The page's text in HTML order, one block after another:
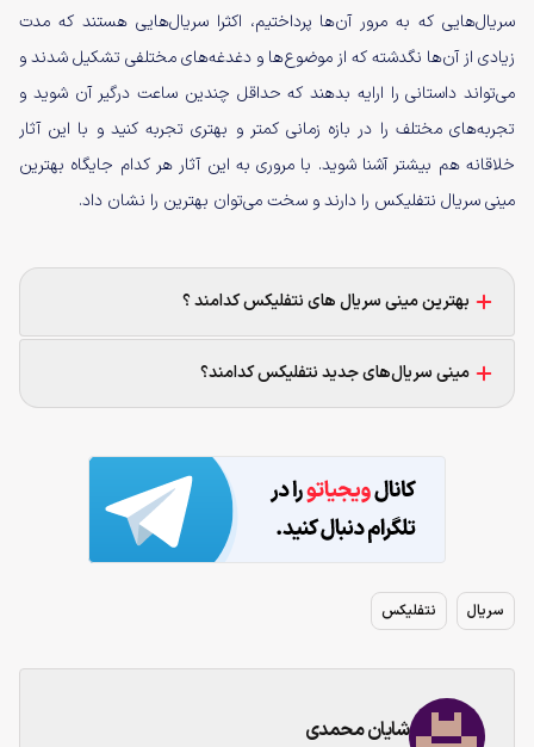
سریال‌هایی که به مرور آن‌ها پرداختیم، اکثرا سریال‌هایی هستند که مدت
زیادی از آن‌ها نگدشته که از موضوع‌ها و دغدغه‌های مختلفی تشکیل شدند و
می‌تواند داستانی را ارایه بدهند که حداقل چندین ساعت درگیر آن شوید و
تجربه‌های مختلف را در بازه زمانی کمتر و بهتری تجربه کنید و با این آثار
خلاقانه هم بیشتر آشنا شوید. با مروری به این آثار هر کدام جایگاه بهترین
مینی سریال نتفلیکس را دارند و سخت می‌توان بهترین را نشان داد.
بهترین مینی سریال های نتفلیکس کدامند ؟
مینی سریال‌های جدید نتفلیکس کدامند؟
سریال نتفلیکس
شایان محمدی